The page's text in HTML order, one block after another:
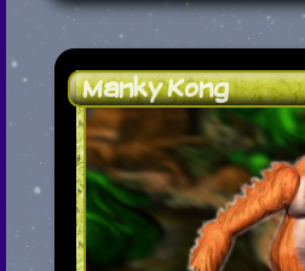
Manky Kong